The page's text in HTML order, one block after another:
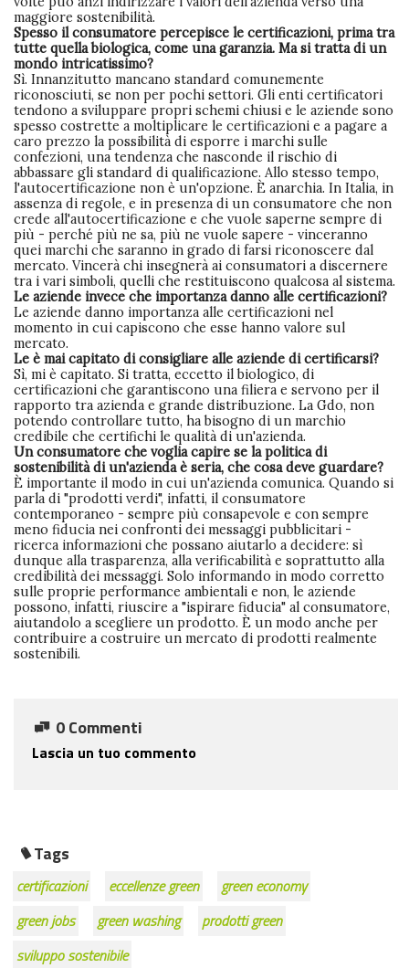
maggiore sostenibilità.
Spesso il consumatore percepisce le certificazioni, prima tra
tutte quella biologica, come una garanzia. Ma si tratta di un
mondo intricatissimo?
Sì. Innanzitutto mancano standard comunemente
riconosciuti, se non per pochi settori. Gli enti certificatori
tendono a sviluppare propri schemi chiusi e le aziende sono
spesso costrette a moltiplicare le certificazioni e a pagare a
caro prezzo la possibilità di esporre i marchi sulle
confezioni, una tendenza che nasconde il rischio di
abbassare gli standard di qualificazione. Allo stesso tempo,
l'autocertificazione non è un'opzione. È anarchia. In Italia, in
assenza di regole, e in presenza di un consumatore che non
crede all'autocertificazione e che vuole saperne sempre di
più - perché più ne sa, più ne vuole sapere - vinceranno
quei marchi che saranno in grado di farsi riconoscere dal
mercato. Vincerà chi insegnerà ai consumatori a discernere
tra i vari simboli, quelli che restituiscono qualcosa al sistema.
Le aziende invece che importanza danno alle certificazioni?
Le aziende danno importanza alle certificazioni nel
momento in cui capiscono che esse hanno valore sul
mercato.
Le è mai capitato di consigliare alle aziende di certificarsi?
Sì, mi è capitato. Si tratta, eccetto il biologico, di
certificazioni che garantiscono una filiera e servono per il
rapporto tra azienda e grande distribuzione. La Gdo, non
potendo controllare tutto, ha bisogno di un marchio
credibile che certifichi le qualità di un'azienda.
Un consumatore che voglia capire se la politica di
sostenibilità di un'azienda è seria, che cosa deve guardare?
È importante il modo in cui un'azienda comunica. Quando si
parla di "prodotti verdi", infatti, il consumatore
contemporaneo - sempre più consapevole e con sempre
meno fiducia nei confronti dei messaggi pubblicitari -
ricerca informazioni che possano aiutarlo a decidere: sì
dunque alla trasparenza, alla verificabilità e soprattutto alla
credibilità dei messaggi. Solo informando in modo corretto
sulle proprie performance ambientali e non, le aziende
possono, infatti, riuscire a "ispirare fiducia" al consumatore,
aiutandolo a scegliere un prodotto. È un modo anche per
contribuire a costruire un mercato di prodotti realmente
sostenibili.
0 Commenti
Lascia un tuo commento
Tags
certificazioni eccellenze green
green economy
green jobs
green washing
prodotti green
sviluppo sostenibile